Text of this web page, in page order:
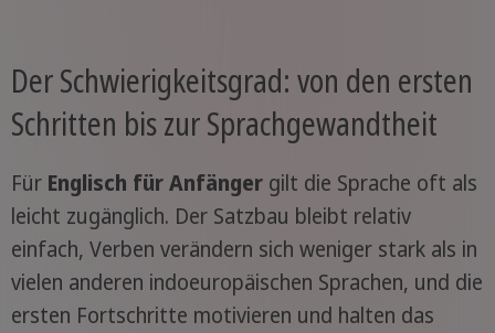
Der Schwierigkeitsgrad: von den ersten
Schritten bis zur Sprachgewandtheit
Für Englisch für Anfängergilt die Sprache oft als
leicht zugänglich. Der Satzbau bleibt relativ
einfach, Verben verändern sich weniger stark als in
vielen anderen indoeuropäischen Sprachen, und die
ersten Fortschritte motivieren und halten das